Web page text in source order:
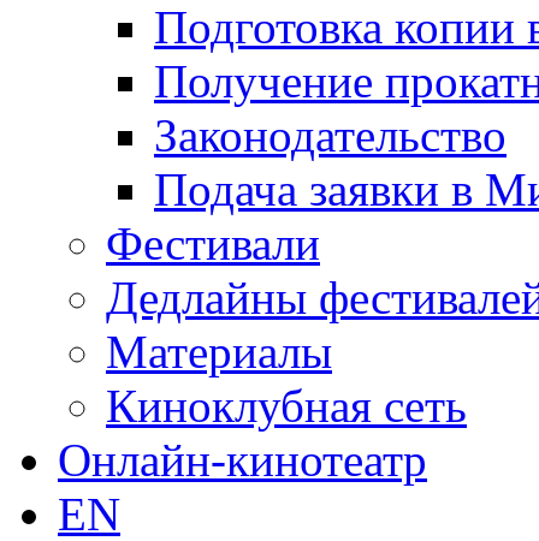
Подготовка копии
Получение
Законодательство
Подача заявки в
Фестивали
Дедлайны
Материалы
Киноклубная сеть
Онлайн-кинотеатр
EN